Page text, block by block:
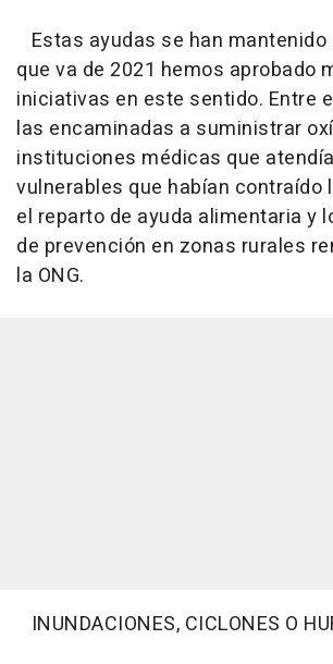
Estas ayudas se han mantenido
que va de 2021 hemos aprobado
iniciativas en este sentido. Entre
las encaminadas a suministrar
instituciones médicas que
vulnerables que habían contraído
el reparto de ayuda alimentaria y
de prevención en zonas rurales
la ONG.
INUNDACIONES, CICLONES O